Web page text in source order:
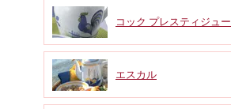
コック プレスティジュー
エスカル